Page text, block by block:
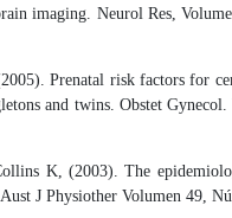
imaging. Neurol Res,
Prenatal risk factors for
and twins. Obstet Gynecol.
K, (2003). The
J Physiother Volumen 49,